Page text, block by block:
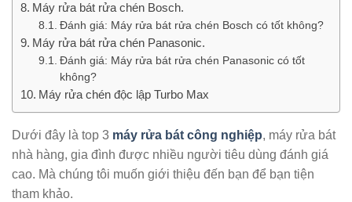
Máy rửa bát rửa chén Bosch.
Đánh giá: Máy rửa bát rửa chén Bosch có tốt không?
Máy rửa bát rửa chén Panasonic.
Đánh giá: Máy rửa bát rửa chén Panasonic có tốt
không?
Máy rửa chén độc lập Turbo Max
Dưới đây là top 3 máy rửa bát công nghiệp, máy rửa bát
nhà hàng, gia đình được nhiều người tiêu dùng đánh giá
cao. Mà chúng tôi muốn giới thiệu đến bạn để bạn tiện
tham khảo.